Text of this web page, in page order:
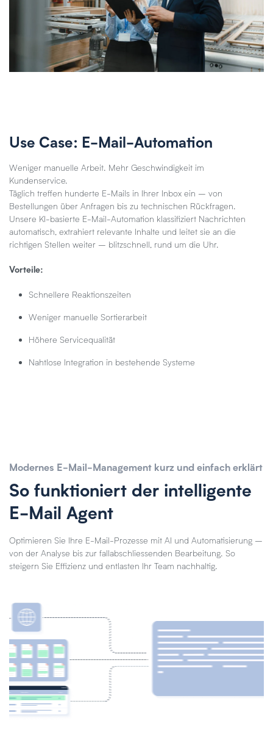
Use Case: E-Mail-Automation
Weniger manuelle Arbeit. Mehr Geschwindigkeit im
Kundenservice.
Täglich treffen hunderte E-Mails in Ihrer Inbox ein – von
Bestellungen über Anfragen bis zu technischen Rückfragen.
Unsere KI-basierte E-Mail-Automation klassifiziert Nachrichten
automatisch, extrahiert relevante Inhalte und leitet sie an die
richtigen Stellen weiter – blitzschnell, rund um die Uhr.
Vorteile:
Schnellere Reaktionszeiten
Weniger manuelle Sortierarbeit
Höhere Servicequalität
Nahtlose Integration in bestehende Systeme
Modernes E-Mail-Management kurz und einfach erklärt
So funktioniert der intelligente
E-Mail Agent
Optimieren Sie Ihre E-Mail-Prozesse mit AI und Automatisierung –
von der Analyse bis zur fallabschliessenden Bearbeitung. So
steigern Sie Effizienz und entlasten Ihr Team nachhaltig.